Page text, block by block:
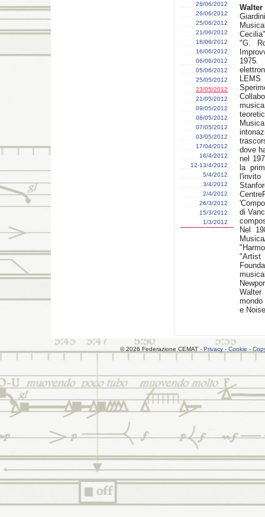
28/06/2012
26/06/2012
25/06/2012
21/06/2012
18/06/2012
16/06/2012
06/06/2012
05/06/2012
25/05/2012
23/05/2012
21/05/2012
09/05/2012
08/05/2012
07/05/2012
03/05/2012
17/04/2012
16/4/2012
12-13/4/2012
5/4/2012
3/4/2012
2/4/2012
26/3/2012
15/3/2012
1/3/2012
"G.
1975.
dove
nel
la
di
Nel
"Artist
e
© 2026 Federazione CEMAT - Privacy - Cookie -